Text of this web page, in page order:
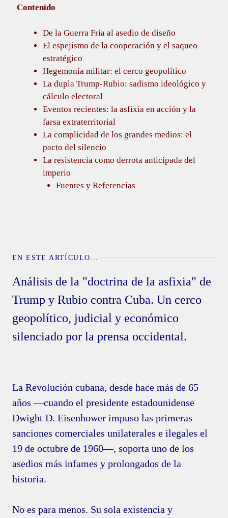
Contenido
De la Guerra Fría al asedio de diseño
El espejismo de la cooperación y el saqueo
estratégico
Hegemonía militar: el cerco geopolítico
La dupla Trump-Rubio: sadismo ideológico y
cálculo electoral
Eventos recientes: la asfixia en acción y la
farsa extraterritorial
La complicidad de los grandes medios: el
pacto del silencio
La resistencia como derrota anticipada del
imperio
Fuentes y Referencias
EN ESTE ARTÍCULO...
Análisis de la "doctrina de la asfixia" de
Trump y Rubio contra Cuba. Un cerco
geopolítico, judicial y económico
silenciado por la prensa occidental.
La Revolución cubana, desde hace más de 65
años —cuando el presidente estadounidense
Dwight D. Eisenhower impuso las primeras
sanciones comerciales unilaterales e ilegales el
19 de octubre de 1960—, soporta uno de los
asedios más infames y prolongados de la
historia.
No es para menos. Su sola existencia y